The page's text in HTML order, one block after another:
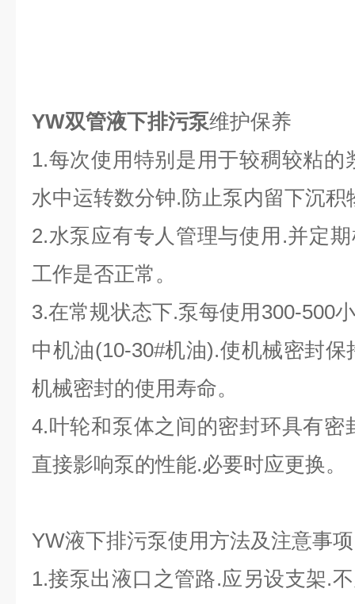
YW双管液下排污泵维护保养
1.每次使用特别是用于较稠较粘
水中运转数分钟.防止泵内留下沉积
2.水泵应有专人管理与使用.并定
工作是否正常。
3.在常规状态下.泵每使用300-500
中机油(10-30#机油).使机械密封
机械密封的使用寿命。
4.叶轮和泵体之间的密封环具有密
直接影响泵的性能.必要时应更换。
YW液下排污泵使用方法及注意事项
1.接泵出液口之管路.应另设支架.